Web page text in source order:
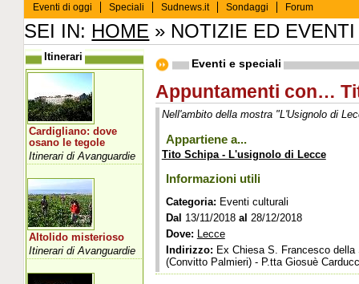
Eventi di oggi
Speciali Sudnews.it Sondaggi Forum
SEI IN: HOME » NOTIZIE ED
Eventi e speciali
Appuntamenti con…
Nell'ambito della mostra "L'Usignolo di
Appartiene a...
Tito Schipa - L'usignolo di Lecce
Informazioni utili
Categoria: Eventi culturali
Dal 13/11/2018 al 28/12/2018
Dove: Lecce
Indirizzo: Ex Chiesa S. Francesco della
(Convitto Palmieri) - P.tta Giosuè
Itinerari
Cardigliano: dove
osano le tegole
Itinerari di Avanguardie
Altolido misterioso
Itinerari di Avanguardie